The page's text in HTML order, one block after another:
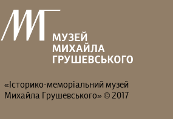
«Історико-меморіальний музей
Михайла Грушевського» © 2017